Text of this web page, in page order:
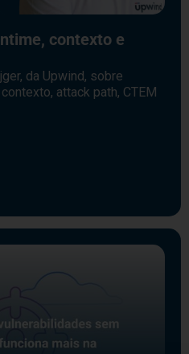
contexto e
da Upwind, sobre
attack path, CTEM